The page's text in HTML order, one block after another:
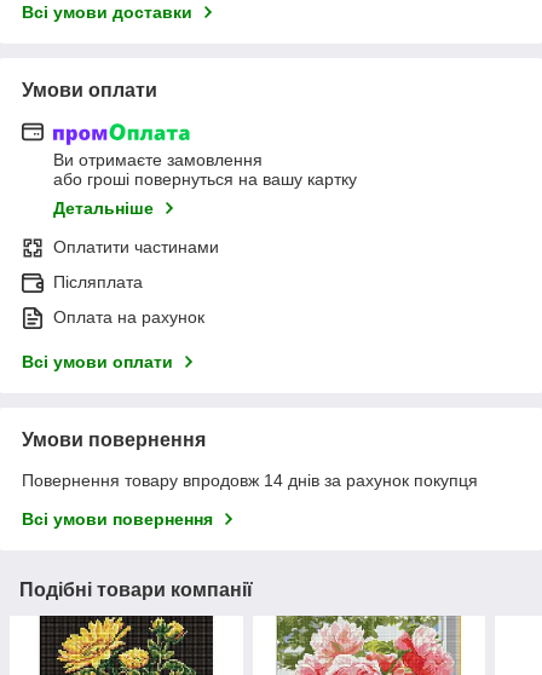
Всі умови доставки
Умови оплати
Ви отримаєте замовлення
або гроші повернуться на вашу картку
Детальніше
Оплатити частинами
Післяплата
Оплата на рахунок
Всі умови оплати
Умови повернення
Повернення товару впродовж 14 днів за рахунок покупця
Всі умови повернення
Подібні товари компанії